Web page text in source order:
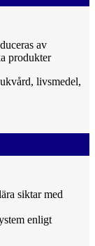
av
produkter
livsmedel,
siktar med
enligt